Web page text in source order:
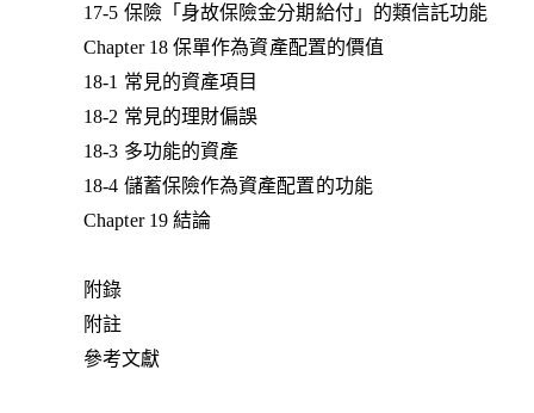
17-5 保險「身故保險金分期給付」的類信託功能
Chapter 18 保單作為資產配置的價值
18-1 常見的資產項目
18-2 常見的理財偏誤
18-3 多功能的資產
18-4 儲蓄保險作為資產配置的功能
Chapter 19 結論
附錄
附註
參考文獻